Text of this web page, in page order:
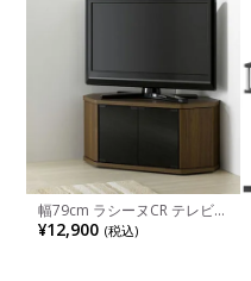
ークブラウン
幅79cm ラシーヌCR テレビボ
ード コーナー ロータイプ 隠
しキャスター付 テレビ台
¥12,900 (税込)